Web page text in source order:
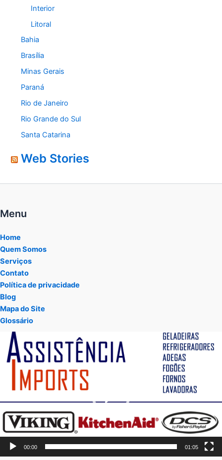
Interior
Litoral
Bahia
Brasília
Minas Gerais
Paraná
Rio de Janeiro
Rio Grande do Sul
Santa Catarina
Web Stories
Menu
Home
Quem Somos
Serviços
Contato
Política de privacidade
Blog
Mapa do Site
Glossário
Tocador
vídeo
00:00 01:05